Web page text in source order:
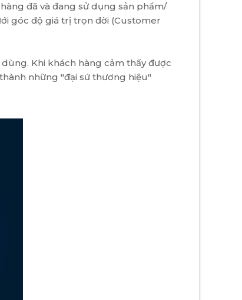
đã và đang sử dụng sản phẩm/
góc độ giá trị trọn đời (Customer
Khi khách hàng cảm thấy được
những "đại sứ thương hiệu"